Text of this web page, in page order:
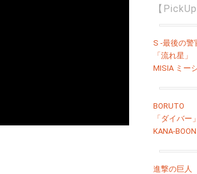
【
S -最後の警
「流れ星」
MISIA ミー
BORUTO
「ダイバー」
KANA-BOON
進撃の巨人